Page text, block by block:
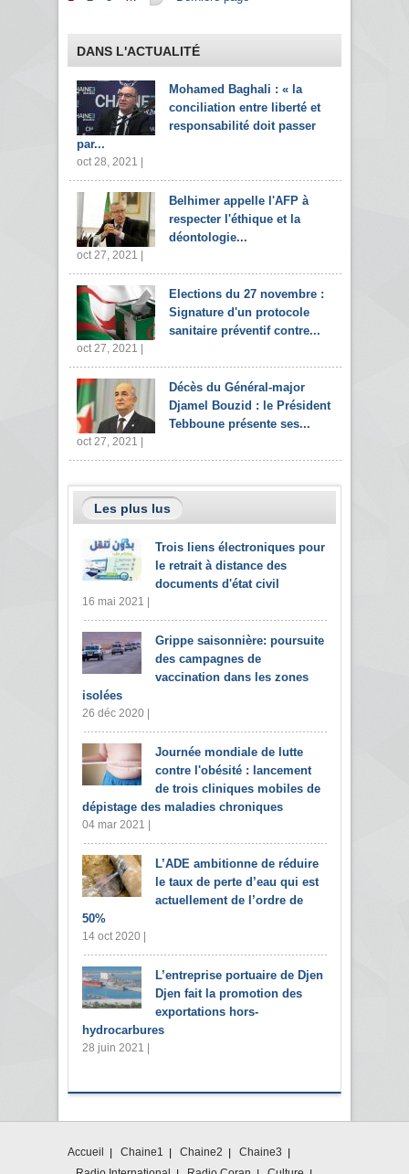
DANS L'ACTUALITÉ
Mohamed Baghali : « la
conciliation entre liberté et
responsabilité doit passer
par...
oct 28, 2021 |
Belhimer appelle l'AFP à
respecter l'éthique et la
déontologie...
oct 27, 2021 |
Elections du 27 novembre :
Signature d'un protocole
sanitaire préventif contre...
oct 27, 2021 |
Décès du Général-major
Djamel Bouzid : le Président
Tebboune présente ses...
oct 27, 2021 |
Les plus lus
Trois liens électroniques pour
le retrait à distance des
documents d'état civil
16 mai 2021 |
Grippe saisonnière: poursuite
des campagnes de
vaccination dans les zones
isolées
26 déc 2020 |
Journée mondiale de lutte
contre l'obésité : lancement
de trois cliniques mobiles de
dépistage des maladies chroniques
04 mar 2021 |
L’ADE ambitionne de réduire
le taux de perte d’eau qui est
actuellement de l’ordre de
50%
14 oct 2020 |
L’entreprise portuaire de Djen
Djen fait la promotion des
exportations hors-
hydrocarbures
28 juin 2021 |
Accueil Chaine1 Chaine2
Chaine3